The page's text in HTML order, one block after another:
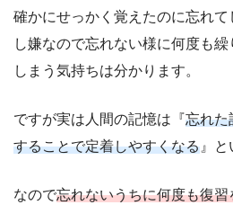
確かにせっかく覚えたのに忘れ
し嫌なので忘れない様に何度も
しまう気持ちは分かります。
ですが実は人間の記憶は『忘れた
することで定着しやすくなる 』
なので忘れないうちに何度も復